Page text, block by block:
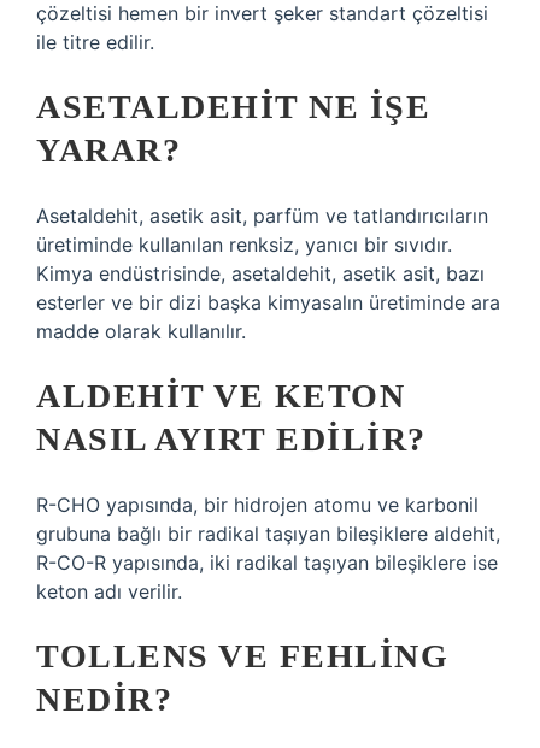
çözeltisi hemen bir invert şeker standart çözeltisi
ile titre edilir.
ASETALDEHIT NE IŞE
YARAR?
Asetaldehit, asetik asit, parfüm ve tatlandırıcıların
üretiminde kullanılan renksiz, yanıcı bir sıvıdır.
Kimya endüstrisinde, asetaldehit, asetik asit, bazı
esterler ve bir dizi başka kimyasalın üretiminde ara
madde olarak kullanılır.
ALDEHIT VE KETON
NASIL AYIRT EDILIR?
R-CHO yapısında, bir hidrojen atomu ve karbonil
grubuna bağlı bir radikal taşıyan bileşiklere aldehit,
R-CO-R yapısında, iki radikal taşıyan bileşiklere ise
keton adı verilir.
TOLLENS VE FEHLING
NEDIR?